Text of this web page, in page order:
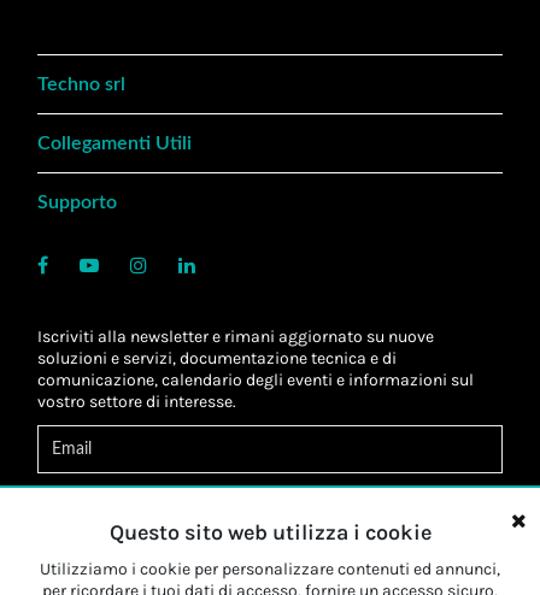
Techno srl
Collegamenti Utili
Supporto
Iscriviti alla newsletter e rimani aggiornato su nuove
soluzioni e servizi, documentazione tecnica e di
comunicazione, calendario degli eventi e informazioni sul
vostro settore di interesse.
Letta l'informativa, autorizzo altrattamento dei miei dati
personali*
Letta l'informativa, autorizzo al trattamento dei miei dati
personali a fini dimarketing*
Questo sito web utilizza i cookie
Utilizziamo i cookie per personalizzare contenuti ed annunci,
per ricordare i tuoi dati di accesso, fornire un accesso sicuro,